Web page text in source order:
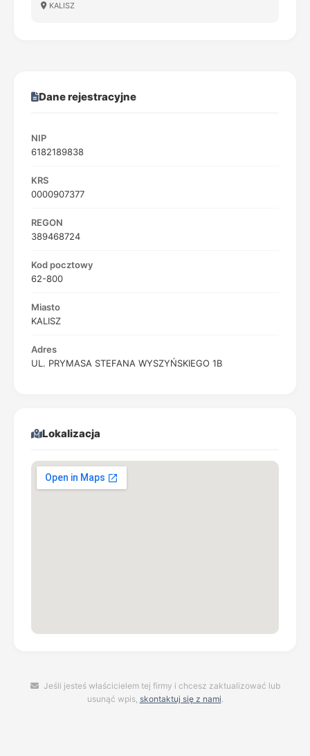
KALISZ
Dane rejestracyjne
NIP
6182189838
KRS
0000907377
REGON
389468724
Kod pocztowy
62-800
Miasto
KALISZ
Adres
UL. PRYMASA STEFANA WYSZYŃSKIEGO 1B
Lokalizacja
Jeśli jesteś właścicielem tej firmy i chcesz zaktualizować lub
usunąć wpis, skontaktuj się z nami.